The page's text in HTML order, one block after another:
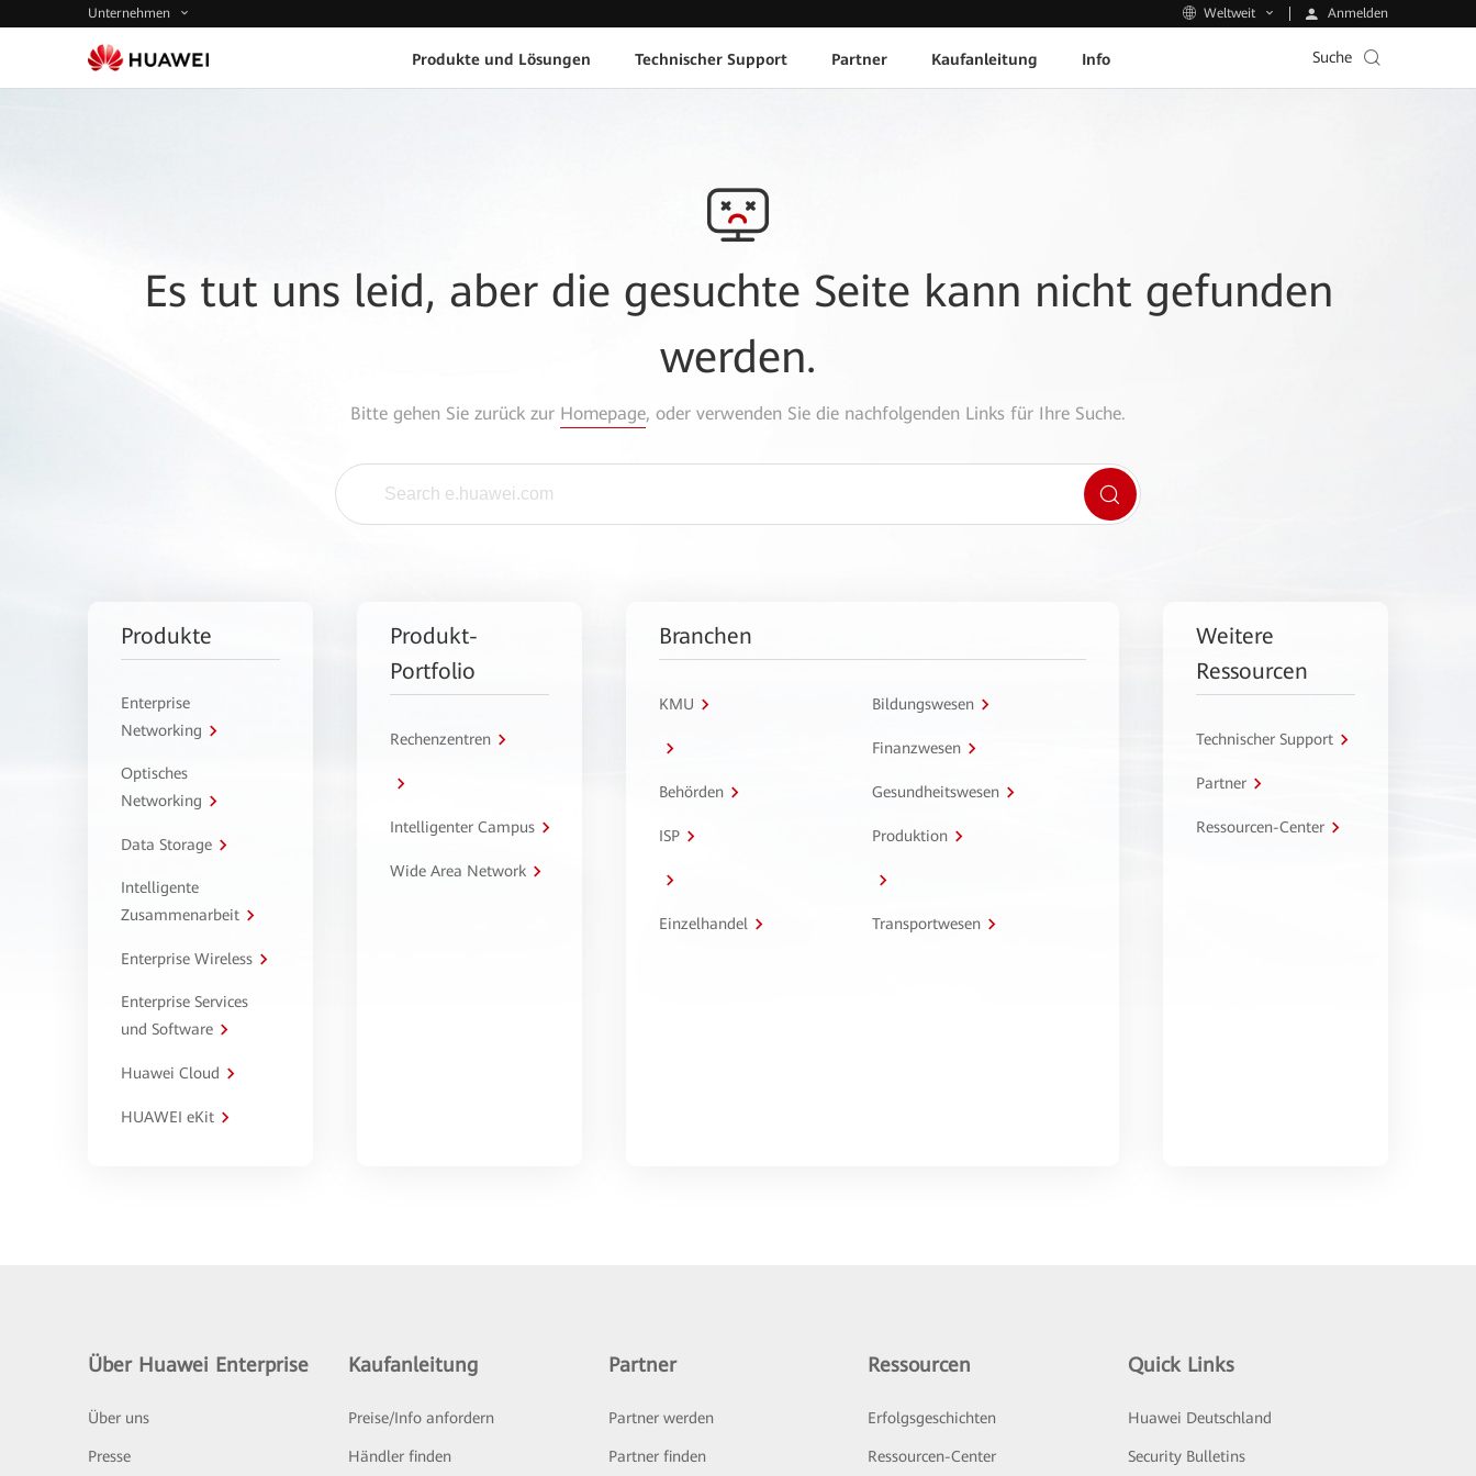
Unternehmen Weltweit Anmelden
Produkte und Lösungen Technischer Support Partner Kaufanleitung Info Suche
Es tut uns leid, aber die gesuchte Seite kann nicht gefunden
werden.
Bitte gehen Sie zurück zur Homepage, oder verwenden Sie die nachfolgenden Links für Ihre Suche.
Produkte
Enterprise
Networking
Optisches
Networking
Data Storage
Intelligente
Zusammenarbeit
Enterprise Wireless
Enterprise Services
und Software
Huawei Cloud
HUAWEI eKit
Produkt-
Portfolio
Rechenzentren
Intelligenter Campus
Wide Area Network
Branchen
KMU Bildungswesen
Finanzwesen
Behörden Gesundheitswesen
ISP Produktion
Einzelhandel Transportwesen
Weitere
Ressourcen
Technischer Support
Partner
Ressourcen-Center
Über Huawei Enterprise
Über uns
Presse
Kaufanleitung
Preise/Info anfordern
Händler finden
Partner
Partner werden
Partner finden
Ressourcen
Erfolgsgeschichten
Ressourcen-Center
Quick Links
Huawei Deutschland
Security Bulletins